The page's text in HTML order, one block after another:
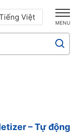
Việt
MENU
– Tự động